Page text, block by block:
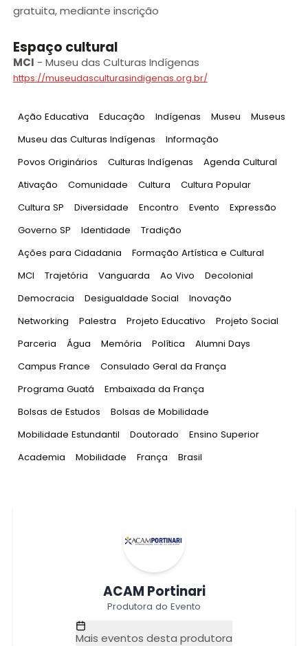
gratuita, mediante inscrição
Espaço cultural
MCI - Museu das Culturas Indígenas
https://museudasculturasindigenas.org.br/
Tag:
Ação Educativa Tag:
Educação Tag:
Indígenas Tag:
Museu Tag:
Museus
Tag:
Museu das Culturas Indígenas Tag:
Informação
Tag:
Povos Originários Tag:
Culturas Indígenas Tag:
Agenda Cultural
Tag:
Ativação Tag:
Comunidade Tag:
Cultura Tag:
Cultura Popular
Tag:
Cultura SP Tag:
Diversidade Tag:
Encontro Tag:
Evento Tag:
Expressão
Tag:
Governo SP Tag:
Identidade Tag:
Tradição
Tag:
Ações para Cidadania Tag:
Formação Artística e Cultural
Tag
MCI Tag:
Trajetória Tag:
Vanguarda Tag:
Ao Vivo Tag:
Decolonial
Tag:
Democracia Tag:
Desigualdade Social Tag:
Inovação
Tag:
Networking Tag:
Palestra Tag:
Projeto Educativo Tag:
Projeto Social
Tag:
Parceria Tag:
Água Tag:
Memória Tag:
Política Tag:
Alumni Days
Tag:
Campus France Tag:
Consulado Geral da França
Tag:
Programa Guatá Tag:
Embaixada da França
Tag:
Bolsas de Estudos Tag:
Bolsas de Mobilidade
Tag:
Mobilidade Estundantil Tag:
Doutorado Tag:
Ensino Superior
Tag:
Academia Tag:
Mobilidade Tag:
França Tag:
Brasil
ACAM Portinari
Produtora do Evento
Mais eventos desta produtora